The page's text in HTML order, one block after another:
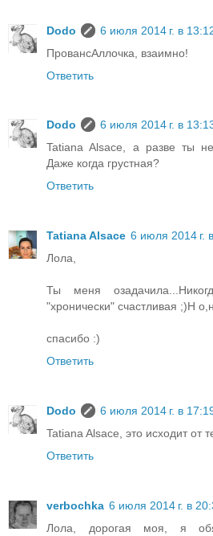
Dodo
6 июля 2014 г. в
ПровансАллочка, взаимно!
Ответить
Dodo
6 июля 2014 г. в
Tatiana Alsace, а разве ты не
Даже когда грустная?
Ответить
Tatiana Alsace 6 июля 2014 г.
Лола,
Ты меня
"хронически" счастливая ;)Н
спасибо :)
Ответить
Dodo
6 июля 2014 г. в
Tatiana Alsace, это исходит от
Ответить
verbochka 6 июля 2014 г. в
Лола, дорогая моя, я